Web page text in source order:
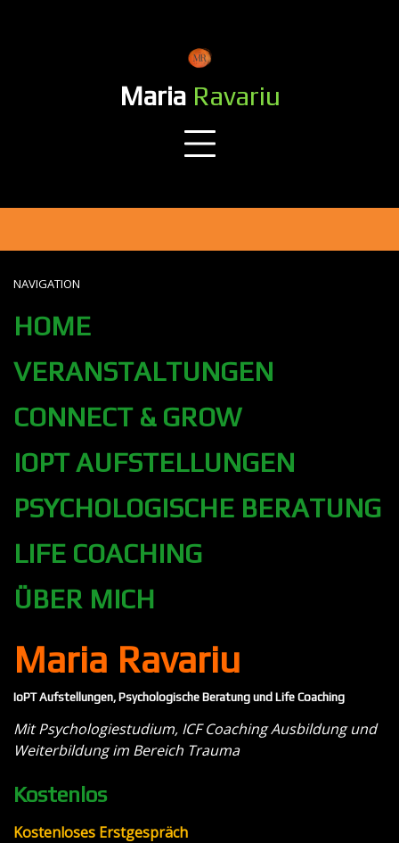
Maria Ravariu
NAVIGATION
HOME
VERANSTALTUNGEN
CONNECT & GROW
IOPT AUFSTELLUNGEN
PSYCHOLOGISCHE BERATUNG
LIFE COACHING
ÜBER MICH
Maria Ravariu
IoPT Aufstellungen, Psychologische Beratung und Life Coaching
Mit Psychologiestudium, ICF Coaching Ausbildung und
Weiterbildung im Bereich Trauma
Kostenlos
Kostenloses Erstgespräch